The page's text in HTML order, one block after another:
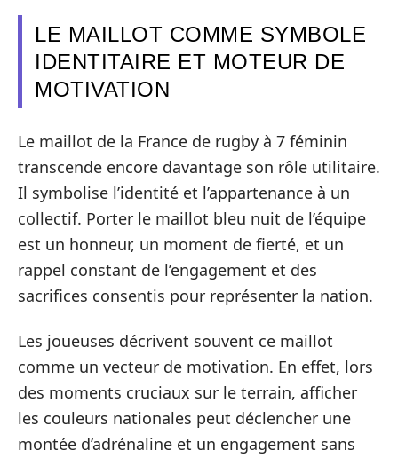
LE MAILLOT COMME SYMBOLE
IDENTITAIRE ET MOTEUR DE
MOTIVATION
Le maillot de la France de rugby à 7 féminin
transcende encore davantage son rôle utilitaire.
Il symbolise l’identité et l’appartenance à un
collectif. Porter le maillot bleu nuit de l’équipe
est un honneur, un moment de fierté, et un
rappel constant de l’engagement et des
sacrifices consentis pour représenter la nation.
Les joueuses décrivent souvent ce maillot
comme un vecteur de motivation. En effet, lors
des moments cruciaux sur le terrain, afficher
les couleurs nationales peut déclencher une
montée d’adrénaline et un engagement sans